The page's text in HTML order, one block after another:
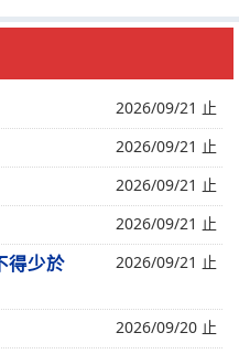
2026/09/21 止
2026/09/21 止
2026/09/21 止
2026/09/21 止
得少於
2026/09/21 止
2026/09/20 止